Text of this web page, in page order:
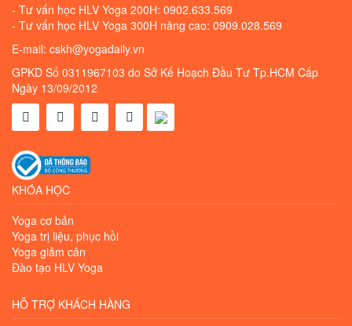
- Tư vấn học HLV Yoga 200H: 0902.633.569
- Tư vấn học HLV Yoga 300H nâng cao: 0909.028.569
E-mail: cskh@yogadaily.vn
GPKD Số 0311967103 do Sở Kế Hoạch Đầu Tư Tp.HCM Cấp
Ngày 13/09/2012
KHÓA HỌC
Yoga cơ bản
Yoga trị liệu, phục hồi
Yoga giảm cân
Đào tạo HLV Yoga
HỖ TRỢ KHÁCH HÀNG